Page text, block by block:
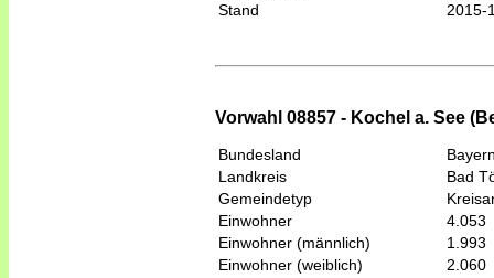
Stand
2015-
Vorwahl 08857 - Kochel a. See
Bundesland
Landkreis
Bad
Gemeindetyp
Einwohner
4.053
Einwohner (männlich)
1.993
Einwohner (weiblich)
2.060